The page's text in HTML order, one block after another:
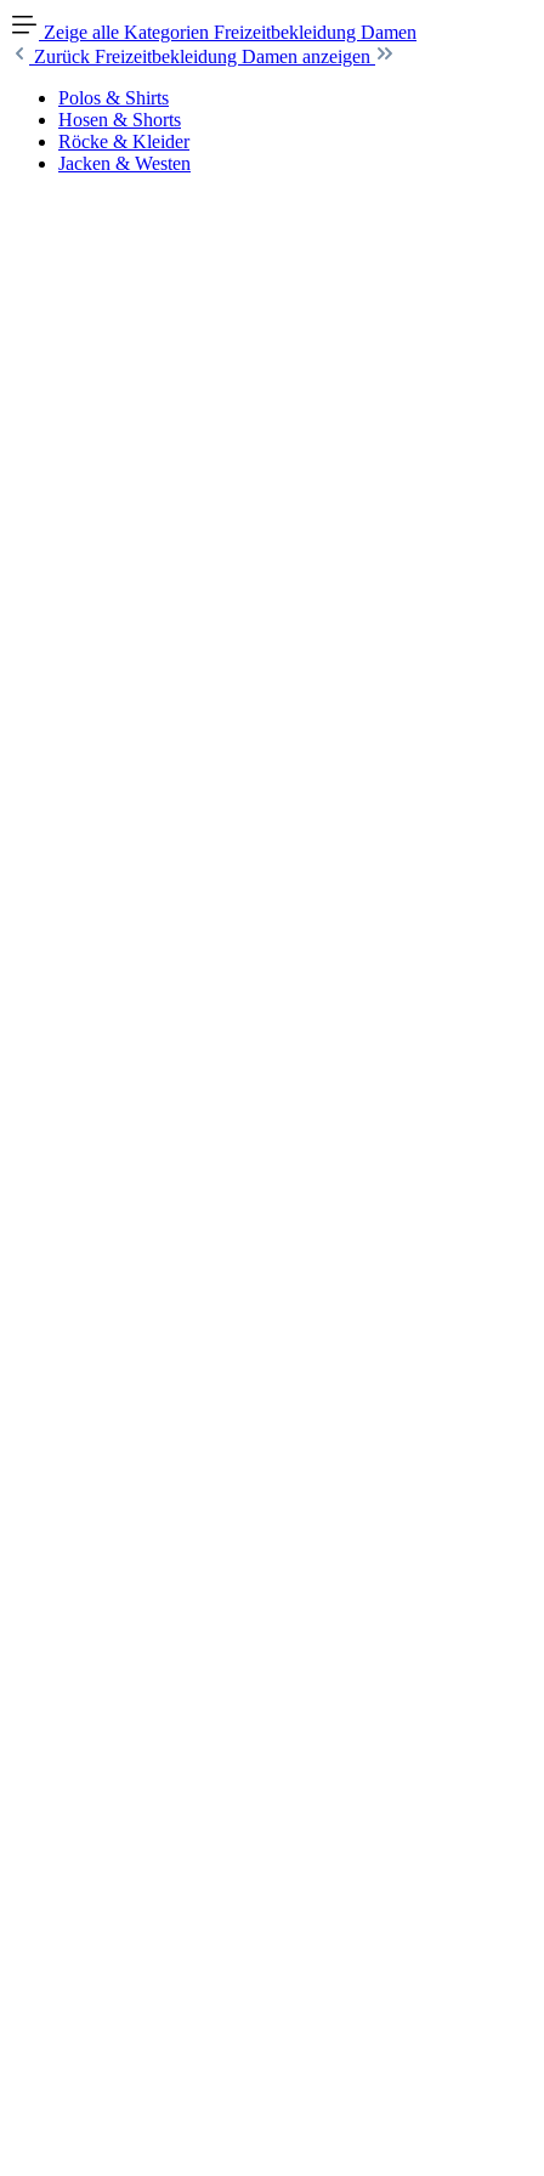
Zeige alle Kategorien Freizeitbekleidung Damen
Zurück Freizeitbekleidung Damen anzeigen
Polos & Shirts
Hosen & Shorts
Röcke & Kleider
Jacken & Westen